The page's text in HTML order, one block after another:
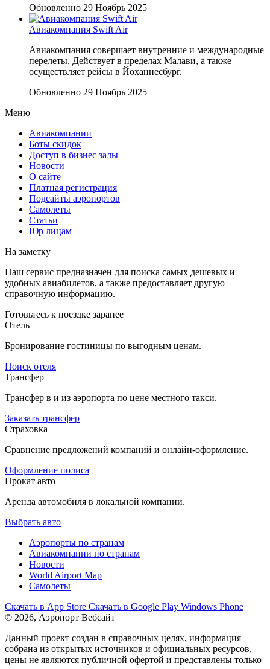
Обновленно 29 Ноябрь 2025
Авиакомпания Swift Air
Авиакомпания совершает внутренние и международные
перелеты. Действует в пределах Малави, а также
осуществляет рейсы в Йоханнесбург.
Обновленно 29 Ноябрь 2025
Меню
Авиакомпании
Боты скидок
Доступ в бизнес залы
Новости
О сайте
Платная регистрация
Подсайты аэропортов
Самолеты
Статьи
Юр лицам
На заметку
Наш сервис предназначен для поиска самых дешевых и
удобных авиабилетов, а также предоставляет другую
справочную информацию.
Готовьтесь к поездке заранее
Отель
Бронирование гостиницы по выгодным ценам.
Поиск отеля
Трансфер
Трансфер в и из аэропорта по цене местного такси.
Заказать трансфер
Страховка
Сравнение предложений компаний и онлайн-оформление.
Оформление полиса
Прокат авто
Аренда автомобиля в локальной компании.
Выбрать авто
Аэропорты по странам
Авиакомпании по странам
Новости
World Airport Map
Самолеты
Скачать в App Store Скачать в Google Play Windows Phone
© 2026, Аэропорт Вебсайт
Данный проект создан в справочных целях, информация
собрана из открытых источников и официальных ресурсов,
цены не являются публичной офертой и представлены только